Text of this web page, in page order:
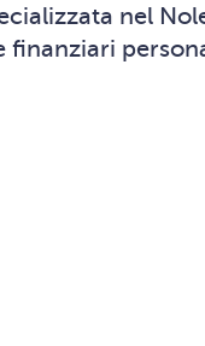
nel
finanziari